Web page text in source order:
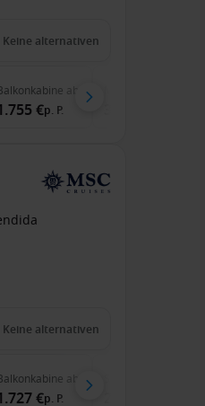
Keine alternativen
ab
€p. P.
Keine alternativen
ab
€p. P.